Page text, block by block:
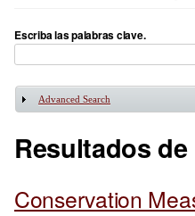
Escriba las palabras clave.
Mostrar
Advanced Search
Resultados
Conservation